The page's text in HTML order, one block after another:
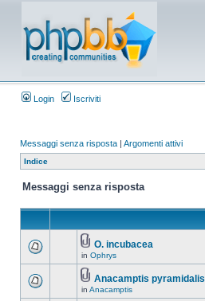
Login Iscriviti
Messaggi senza risposta | Argomenti attivi
Indice
Messaggi senza risposta
O. incubacea
in Ophrys
Anacamptis pyramidalis
in Anacamptis